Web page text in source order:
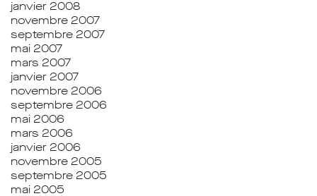
janvier 2008
novembre 2007
septembre 2007
mai 2007
mars 2007
janvier 2007
novembre 2006
septembre 2006
mai 2006
mars 2006
janvier 2006
novembre 2005
septembre 2005
mai 2005